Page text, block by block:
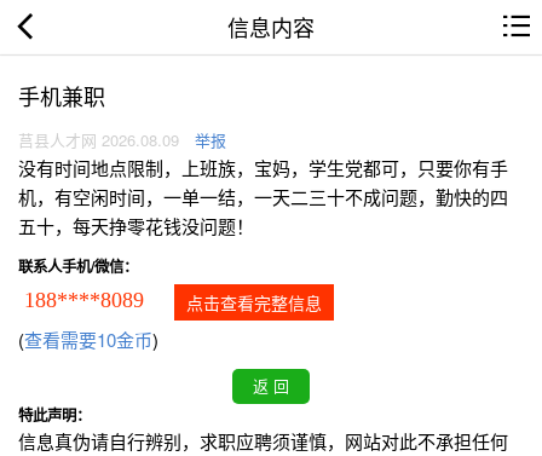
信息内容
手机兼职
莒县人才网 2026.08.09 举报
没有时间地点限制，上班族，宝妈，学生党都可，只要你有手
机，有空闲时间，一单一结，一天二三十不成问题，勤快的四
五十，每天挣零花钱没问题！
联系人手机/微信：
188****8089 点击查看完整信息
(查看需要10金币)
特此声明：
信息真伪请自行辨别，求职应聘须谨慎，网站对此不承担任何